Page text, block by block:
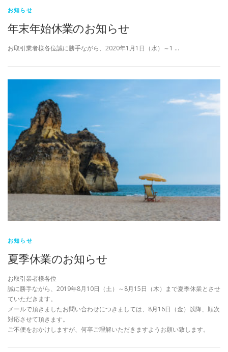
お知らせ
年末年始休業のお知らせ
お取引業者様各位誠に勝手ながら、2020年1月1日（水）～1 …
お知らせ
夏季休業のお知らせ
お取引業者様各位
誠に勝手ながら、2019年8月10日（土）～8月15日（木）まで夏季休業とさせ
ていただきます。
メールで頂きましたお問い合わせにつきましては、8月16日（金）以降、順次
対応させて頂きます。
ご不便をおかけしますが、何卒ご理解いただきますようお願い致します。